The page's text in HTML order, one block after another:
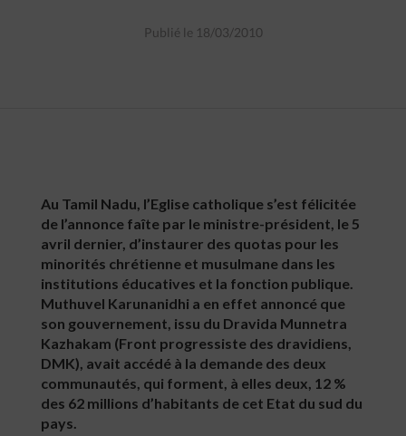
Publié le 18/03/2010
Au Tamil Nadu, l’Eglise catholique s’est félicitée
de l’annonce faîte par le ministre-président, le 5
avril dernier, d’instaurer des quotas pour les
minorités chrétienne et musulmane dans les
institutions éducatives et la fonction publique.
Muthuvel Karunanidhi a en effet annoncé que
son gouvernement, issu du Dravida Munnetra
Kazhakam (Front progressiste des dravidiens,
DMK), avait accédé à la demande des deux
communautés, qui forment, à elles deux, 12 %
des 62 millions d’habitants de cet Etat du sud du
pays.